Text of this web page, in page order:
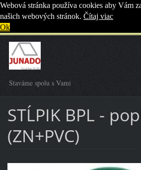
Webová stránka používa cookies aby Vám
našich webových stránok. Čítaj viac
Ok
Staváme spolu s Vami
STĹPIK BPL -
(ZN+PVC)